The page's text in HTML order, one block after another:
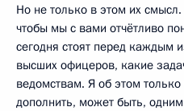
Но не только в этом их
чтобы мы с вами отчётливо
сегодня стоят перед каждым
высших офицеров, какие
ведомствам. Я об этом только
дополнить, может быть,